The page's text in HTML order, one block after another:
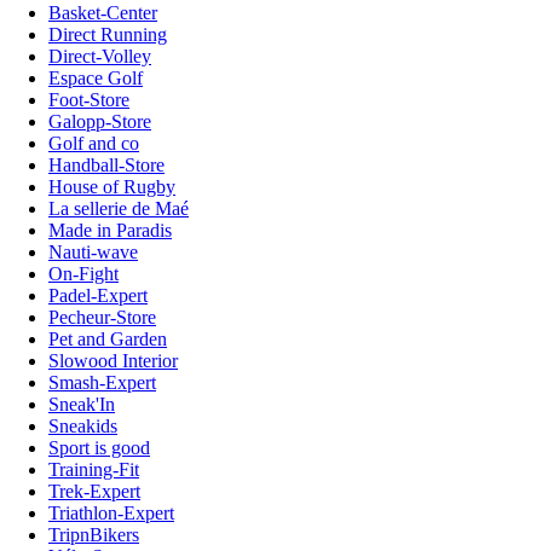
Basket-Center
Direct Running
Direct-Volley
Espace Golf
Foot-Store
Galopp-Store
Golf and co
Handball-Store
House of Rugby
La sellerie de Maé
Made in Paradis
Nauti-wave
On-Fight
Padel-Expert
Pecheur-Store
Pet and Garden
Slowood Interior
Smash-Expert
Sneak'In
Sneakids
Sport is good
Training-Fit
Trek-Expert
Triathlon-Expert
TripnBikers